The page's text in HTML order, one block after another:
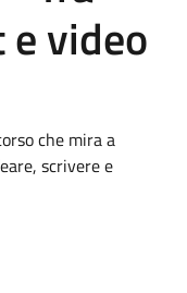
video
che mira a
scrivere e